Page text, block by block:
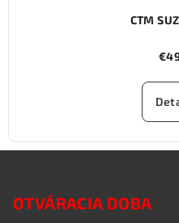
CTM
OTVÁRACIA DOBA